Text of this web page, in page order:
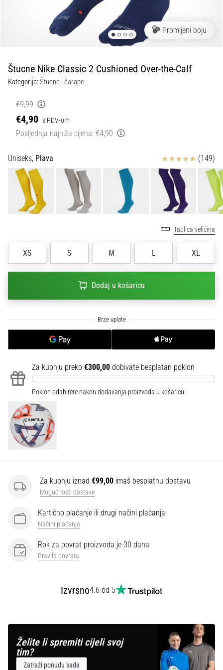
•
1 min. čitanja
Play
for
More
Pripremi
se
ženski
EURO
službenim
dresovima
i
kopačkama
PUMA.
Budi
svake
utakmice,
gola…
Prikaži
sve
članke
Promijeni boju
Štucne Nike Classic 2 Cushioned Over-the-Calf
Kategorija:Štucne i čarape
€9,99
€4,90 s PDV-om
Posljednja najniža cijena: €4,90
Uniseks, Plava Ocjena proizvoda
(149)
Tablica veličina
XS S M L XL
Dodaj u košaricu
Za kupnju preko €300,00 dobivate besplatan poklon
Poklon odabirete nakon dodavanja proizvoda u košaricu.
Za kupnju iznad €99,00 imaš besplatnu dostavu
Mogućnosti dostave
Kartično plaćanje ili drugi načini plaćanja
Načini plaćanja
Rok za povrat proizvoda je 30 dana
Pravila povrata
Izvrsno4.6 od 5
Želite li spremiti cijeli svoj
tim?
Zatraži ponudu sada